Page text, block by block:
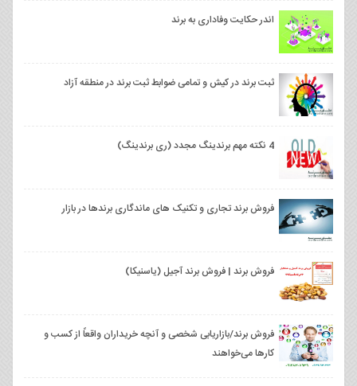
اندر حکایت وفاداری به برند
ثبت برند در کیش و تمامی ضوابط ثبت برند در منطقه آزاد
4 نکته مهم برندینگ مجدد (ری برندینگ)
فروش برند تجاری و تکنیک های ماندگاری برندها در بازار
فروش برند | فروش برند آجیل (یاسنیکا)
فروش برند/بازاریابی شخصی و آنچه خریداران واقعاً از کسب و
کارها می‌خواهند